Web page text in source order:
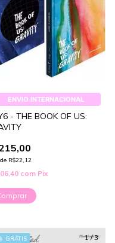
ENVIO INTERNACIONAL
- THE BOOK OF US:
de R$22,12
com Pix
1/3
GRÁTIS